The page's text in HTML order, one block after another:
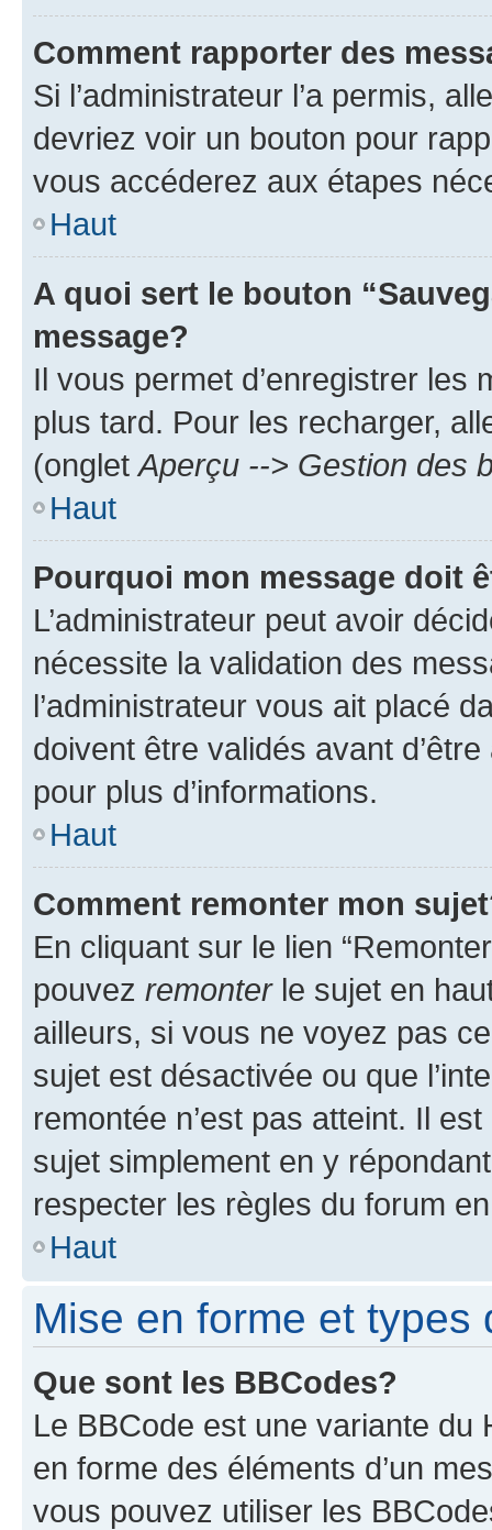
Comment rapporter des
Si l’administrateur l’a permis,
devriez voir un bouton pour
vous accéderez aux étapes
Haut
A quoi sert le bouton
message?
Il vous permet d’enregistrer
plus tard. Pour les recharger,
(ongletAperçu --> Gestion des
Haut
Pourquoi mon message doit
L’administrateur peut avoir
nécessite la validation des
l’administrateur vous ait placé
doivent être validés avant
pour plus d’informations.
Haut
Comment remonter mon
En cliquant sur le lien
pouvez remonterle sujet en
ailleurs, si vous ne voyez pas
sujet est désactivée ou que
remontée n’est pas atteint. Il
sujet simplement en y
respecter les règles du forum
Haut
Mise en forme et types
Que sont les BBCodes?
Le BBCode est une variante du
en forme des éléments d’un
vous pouvez utiliser les